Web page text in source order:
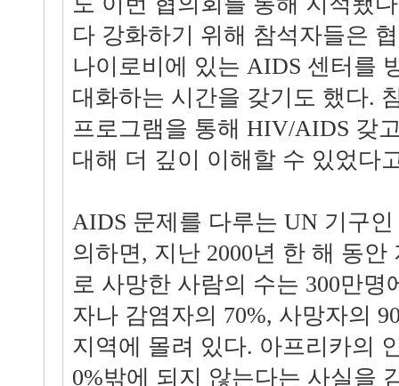
다 강화하기 위해 참석자들은
나이로비에 있는 AIDS 센터를
대화하는 시간을 갖기도 했다.
프로그램을 통해 HIV/AIDS 갖
대해 더 깊이 이해할 수 있었다
AIDS 문제를 다루는 UN 기구
의하면, 지난 2000년 한 해 동안
로 사망한 사람의 수는 300만명
자나 감염자의 70%, 사망자의
지역에 몰려 있다. 아프리카의
0%밖에 되지 않는다는 사실을